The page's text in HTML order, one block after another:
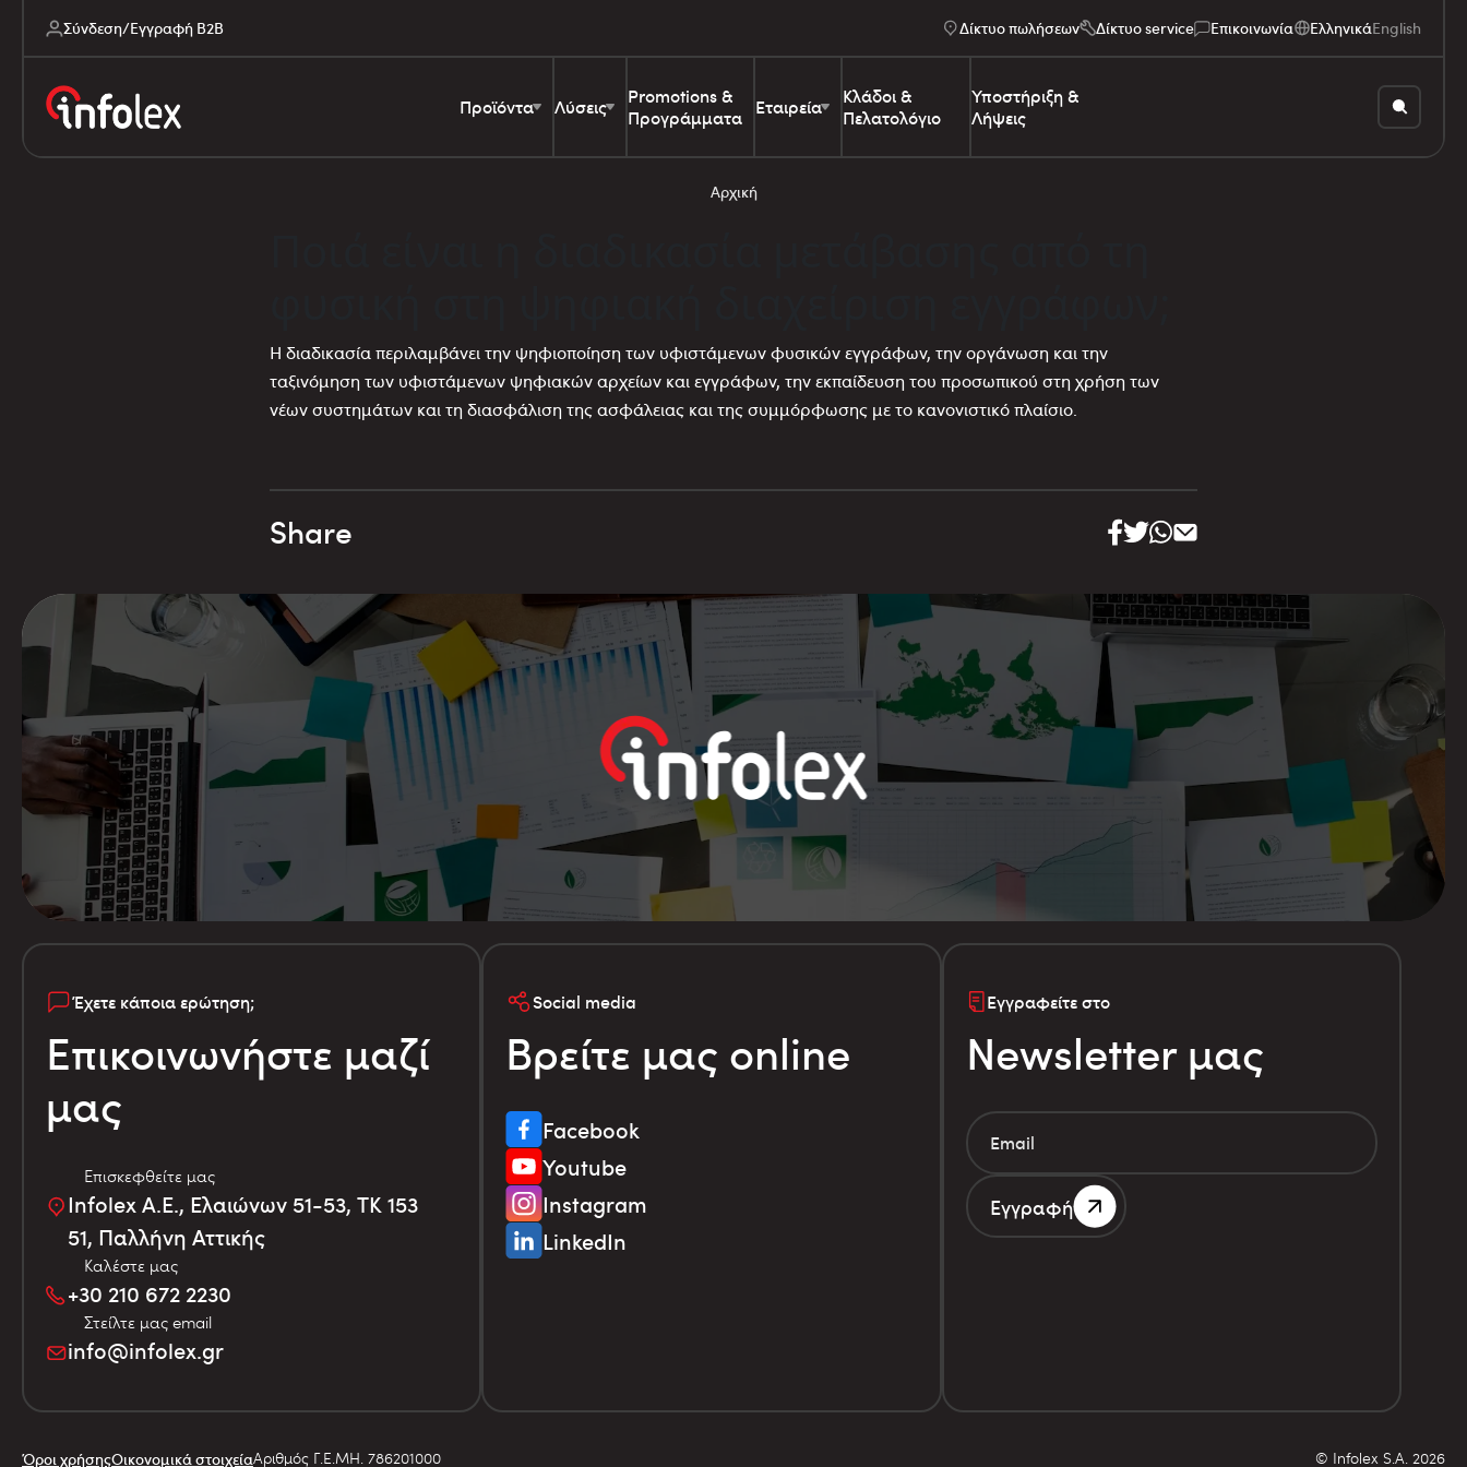
Σύνδεση/Εγγραφή B2B Δίκτυο πωλήσεων Δίκτυο service Επικοινωνία ΕλληνικάEnglish
Προϊόντα Λύσεις
Promotions &
Προγράμματα
Εταιρεία
Κλάδοι &
Πελατολόγιο
Υποστήριξη &
Λήψεις
Αρχική
Η διαδικασία περιλαμβάνει την ψηφιοποίηση των υφιστάμενων φυσικών εγγράφων, την οργάνωση και την
ταξινόμηση των υφιστάμενων ψηφιακών αρχείων και εγγράφων, την εκπαίδευση του προσωπικού στη χρήση των
νέων συστημάτων και τη διασφάλιση της ασφάλειας και της συμμόρφωσης με το κανονιστικό πλαίσιο.
Share
Έχετε κάποια ερώτηση;
Επικοινωνήστε μαζί
μας
Επισκεφθείτε μας
Infolex Α.Ε., Ελαιώνων 51-53, TK 153
51, Παλλήνη Αττικής
Καλέστε μας
+30 210 672 2230
Στείλτε μας email
info@infolex.gr
Social media
Βρείτε μας online
Facebook
Youtube
Instagram
LinkedIn
Εγγραφείτε στο
Newsletter μας
Εγγραφή
Όροι χρήσηςΟικονομικά στοιχείαΑριθμός Γ.Ε.ΜΗ. 786201000 © Infolex S.A. 2026